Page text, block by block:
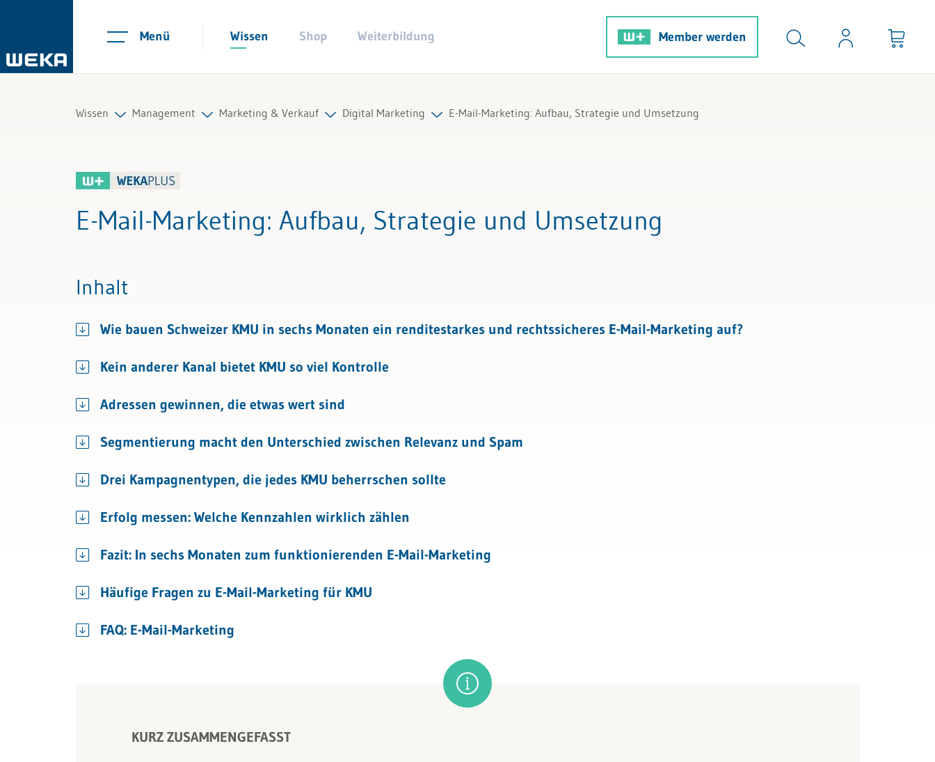
Menü Wissen Shop Weiterbildung Member werden
Wissen
Management
Führung & Kompetenzen
Recht
Bau & Immobilien
Management
Unternehmensführung
Organisation
Marketing & Verkauf
Digital Marketing
Kundenmanagement
Digital Marketing
Alle Fachexperten
E-Mail-Marketing: Aufbau, Strategie und Umsetzung
E-Mail-Marketing: Aufbau, Strategie und Umsetzung
Inhalt
Wie bauen Schweizer KMU in sechs Monaten ein renditestarkes und rechtssicheres E-Mail-Marketing auf?
Kein anderer Kanal bietet KMU so viel Kontrolle
Adressen gewinnen, die etwas wert sind
Segmentierung macht den Unterschied zwischen Relevanz und Spam
Drei Kampagnentypen, die jedes KMU beherrschen sollte
Erfolg messen: Welche Kennzahlen wirklich zählen
Fazit: In sechs Monaten zum funktionierenden E-Mail-Marketing
Häufige Fragen zu E-Mail-Marketing für KMU
FAQ: E-Mail-Marketing
KURZ ZUSAMMENGEFASST